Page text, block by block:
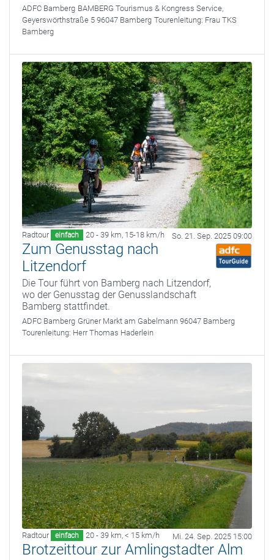
ADFC Bamberg BAMBERG Tourismus & Kongress Service,
Geyerswörthstraße 5 96047 Bamberg Tourenleitung: Frau TKS
Bamberg
Radtour einfach 20 - 39 km, 15-18 km/h So. 21. Sep. 2025 09:00
Zum Genusstag nach
Litzendorf
Die Tour führt von Bamberg nach Litzendorf,
wo der Genusstag der Genusslandschaft
Bamberg stattfindet.
ADFC Bamberg Grüner Markt am Gabelmann 96047 Bamberg
Tourenleitung: Herr Thomas Haderlein
Radtour einfach 20 - 39 km, < 15 km/h Mi. 24. Sep. 2025 15:00
Brotzeittour zur Amlingstadter Alm